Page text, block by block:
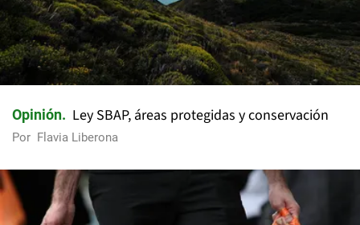
Opinión Ley SBAP, áreas protegidas y conservación
Por Flavia Liberona